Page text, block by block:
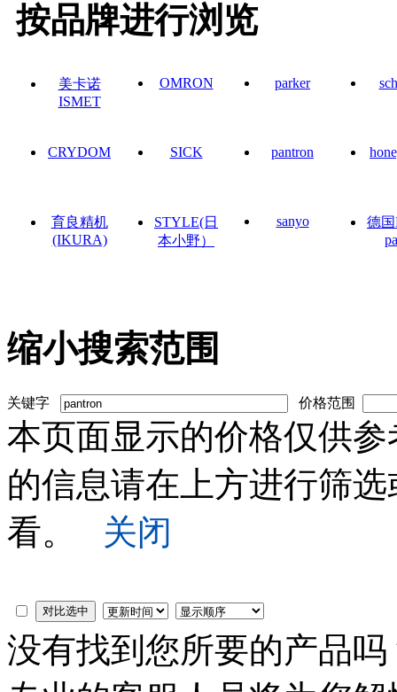
按品牌进行浏览
美卡诺
ISMET
OMRON parker
CRYDOM SICK pantron
育良精机
(IKURA)
STYLE(日
本小野）
sanyo
德
缩小搜索范围
关键字 价格范围
本页面显示的价格仅供
的信息请在上方进行筛
看。 关闭
没有找到您所要的产品